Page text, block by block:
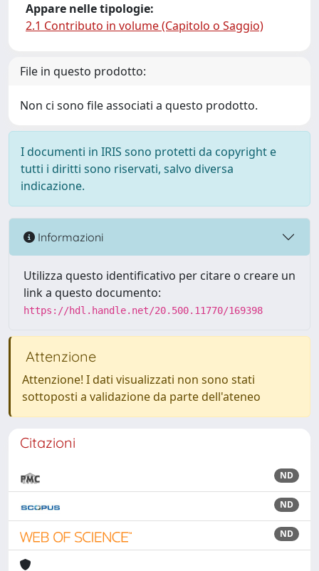
Appare nelle tipologie:
2.1 Contributo in volume (Capitolo o Saggio)
File in questo prodotto:
Non ci sono file associati a questo prodotto.
I documenti in IRIS sono protetti da copyright e
tutti i diritti sono riservati, salvo diversa
indicazione.
Informazioni
Utilizza questo identificativo per citare o creare un
link a questo documento:
https://hdl.handle.net/20.500.11770/169398
Attenzione
Attenzione! I dati visualizzati non sono stati
sottoposti a validazione da parte dell'ateneo
Citazioni
ND
ND
ND